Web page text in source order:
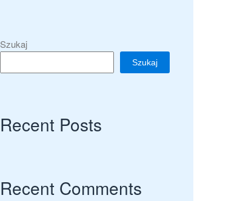
Szukaj
Szukaj
Recent Posts
Recent Comments